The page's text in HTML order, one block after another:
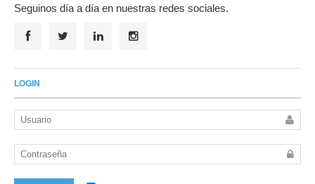
Seguinos día a día en nuestras redes sociales.
LOGIN